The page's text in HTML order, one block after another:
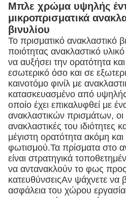
Μπλε χρώμα υψηλής
μικροπρισματικά
βινυλίου
Το πρισματικό ανακλαστικό
ποιότητας ανακλαστικό
να αυξήσει την ορατότητα
εσωτερικό όσο και σε
καινοτόμο φινίλ με
κατασκευασμένο από υψηλής
οποίο έχει επικαλυφθεί με
ανακλαστικών πρισμάτων, οι
ανακλαστικές του ιδιότητες
μέγιστη ορατότητα ακόμη
φωτισμού.Τα πρίσματα στο
είναι στρατηγικά
να αντανακλούν το φως προς
κατευθύνσειςΑν ψάχνετε να
ασφάλεια του χώρου